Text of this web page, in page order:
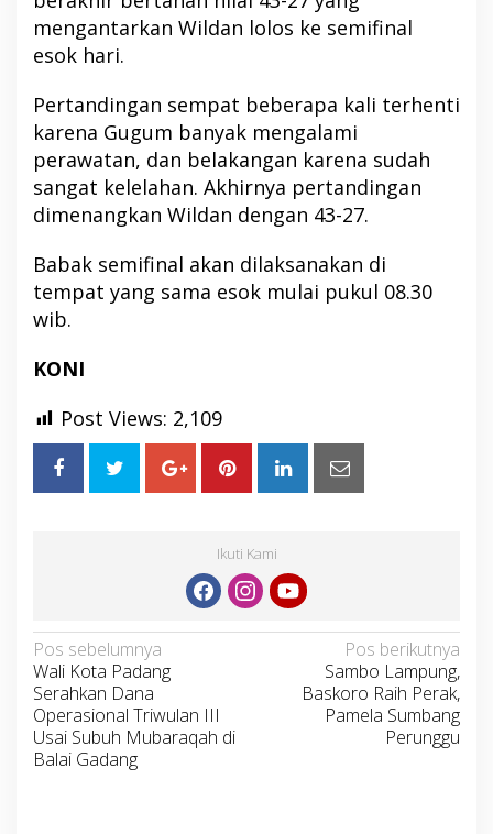
mengantarkan Wildan lolos ke semifinal
esok hari.
Pertandingan sempat beberapa kali terhenti
karena Gugum banyak mengalami
perawatan, dan belakangan karena sudah
sangat kelelahan. Akhirnya pertandingan
dimenangkan Wildan dengan 43-27.
Babak semifinal akan dilaksanakan di
tempat yang sama esok mulai pukul 08.30
wib.
KONI
Post Views: 2,109
Ikuti Kami
Navigasi
pos
Pos sebelumnya
Wali Kota Padang
Serahkan Dana
Operasional Triwulan III
Usai Subuh Mubaraqah di
Balai Gadang
Pos berikutnya
Sambo Lampung,
Baskoro Raih Perak,
Pamela Sumbang
Perunggu